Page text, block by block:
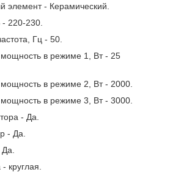
элемент - Керамический.
220-230.
Гц - 50.
в режиме 1, Вт - 25
в режиме 2, Вт - 2000.
в режиме 3, Вт - 3000.
- Да.
- Да.
круглая.